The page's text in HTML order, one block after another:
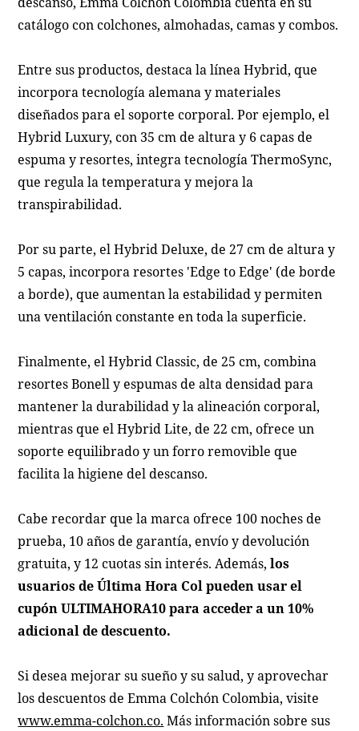
catálogo con colchones, almohadas, camas y combos.
Entre sus productos, destaca la línea Hybrid, que
incorpora tecnología alemana y materiales
diseñados para el soporte corporal. Por ejemplo, el
Hybrid Luxury, con 35 cm de altura y 6 capas de
espuma y resortes, integra tecnología ThermoSync,
que regula la temperatura y mejora la
transpirabilidad.
Por su parte, el Hybrid Deluxe, de 27 cm de altura y
5 capas, incorpora resortes 'Edge to Edge' (de borde
a borde), que aumentan la estabilidad y permiten
una ventilación constante en toda la superficie.
Finalmente, el Hybrid Classic, de 25 cm, combina
resortes Bonell y espumas de alta densidad para
mantener la durabilidad y la alineación corporal,
mientras que el Hybrid Lite, de 22 cm, ofrece un
soporte equilibrado y un forro removible que
facilita la higiene del descanso.
Cabe recordar que la marca ofrece 100 noches de
prueba, 10 años de garantía, envío y devolución
gratuita, y 12 cuotas sin interés. Además, los
usuarios de Última Hora Col pueden usar el
cupón ULTIMAHORA10 para acceder a un 10%
adicional de descuento.
Si desea mejorar su sueño y su salud, y aprovechar
los descuentos de Emma Colchón Colombia, visite
www.emma-colchon.co. Más información sobre sus